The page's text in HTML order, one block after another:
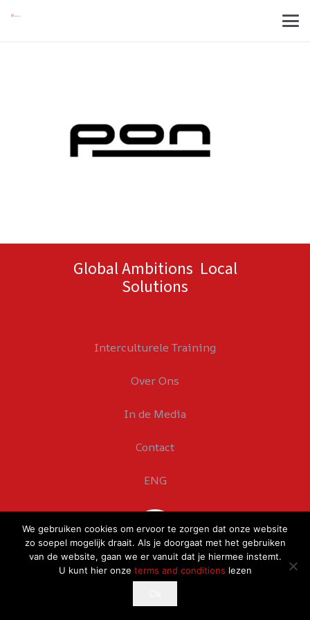
Global Ambitions Local
Solutions
Interculturele Training
Over Ons
In de Media
Contact
ENG
If you continue to use this site, you agree with it.
We gebruiken cookies om ervoor te zorgen dat onze website
zo soepel mogelijk draait. Als je doorgaat met het gebruiken
van de website, gaan we er vanuit dat je hiermee instemt.
U kunt hier onze terms and conditions lezen